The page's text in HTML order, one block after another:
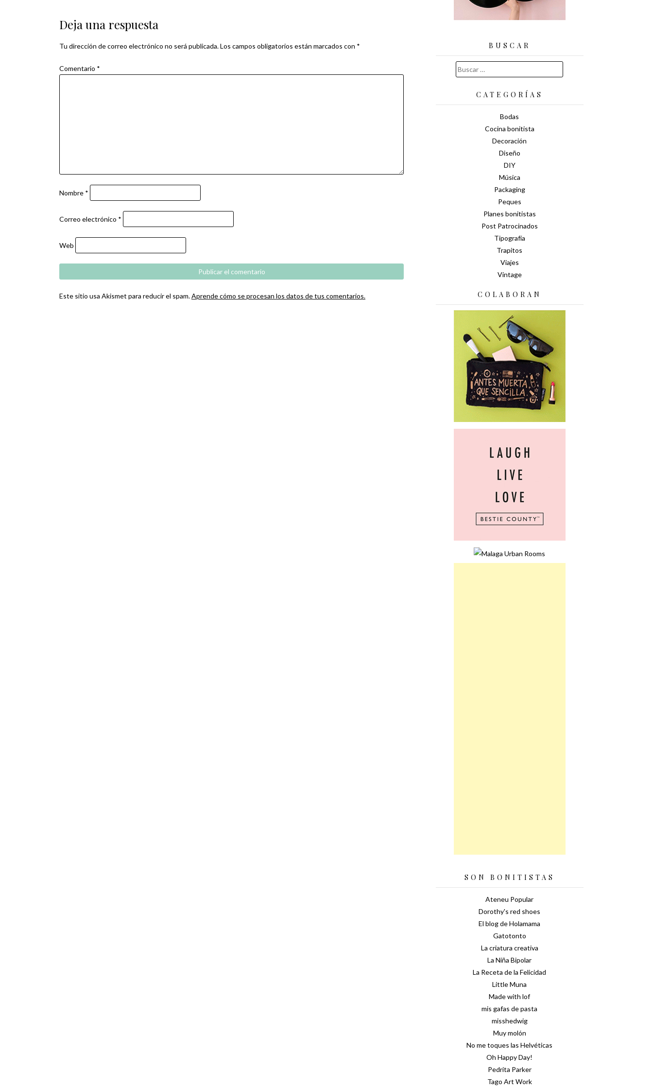
de
entradas
Deja una respuesta
Tu dirección de correo electrónico no será publicada.Los campos obligatorios están marcados con *
Comentario *
Nombre *
Correo electrónico *
Web
Este sitio usa Akismet para reducir el spam.Aprende cómo se procesan los datos de tus comentarios.
BUSCAR
Buscar:
CATEGORÍAS
Bodas
Cocina bonitista
Decoración
Diseño
DIY
Música
Packaging
Peques
Planes bonitistas
Post Patrocinados
Tipografía
Trapitos
Viajes
Vintage
COLABORAN
SON BONITISTAS
Ateneu Popular
Dorothy's red shoes
El blog de Holamama
Gatotonto
La criatura creativa
La Niña Bipolar
La Receta de la Felicidad
Little Muna
Made with lof
mis gafas de pasta
misshedwig
Muy molón
No me toques las Helvéticas
Oh Happy Day!
Pedrita Parker
Tago Art Work